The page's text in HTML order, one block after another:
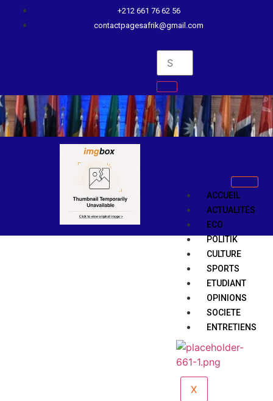
+212 661 76 62 56
contactpagesafrik@gmail.com
ACCUEIL
ACTUALITÉS
ECO
POLITIK
CULTURE
SPORTS
ETUDIANT
OPINIONS
SOCIETE
ENTRETIENS
X